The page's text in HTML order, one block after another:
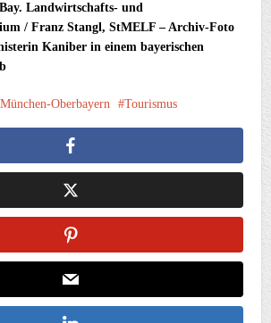
Landwirtschafts- und
/ Franz Stangl, StMELF – Archiv-Foto
Kaniber in einem bayerischen
München-Oberbayern Tourismus